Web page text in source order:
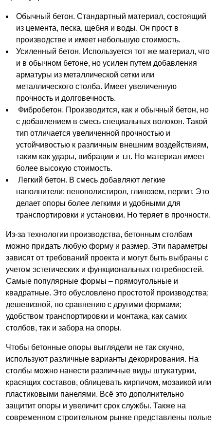
Обычный бетон. Стандартный материал, состоящий
из цемента, песка, щебня и воды. Он прост в
производстве и имеет небольшую стоимость.
Усиленный бетон. Используется тот же материал, что
и в обычном бетоне, но усилен путем добавления
арматуры из металлической сетки или
металлического столба. Имеет увеличенную
прочность и долговечность.
Фибробетон. Производится, как и обычный бетон, но
с добавлением в смесь специальных волокон. Такой
тип отличается увеличенной прочностью и
устойчивостью к различным внешним воздействиям,
таким как удары, вибрации и т.п. Но материал имеет
более высокую стоимость.
Легкий бетон. В смесь добавляют легкие
наполнители: пенополистирол, глинозем, перлит. Это
делает опоры более легкими и удобными для
транспортировки и установки. Но теряет в прочности.
Из-за технологии производства, бетонным столбам
можно придать любую форму и размер. Эти параметры
зависят от требований проекта и могут быть выбраны с
учетом эстетических и функциональных потребностей.
Самые популярные формы – прямоугольные и
квадратные. Это обусловлено простотой производства;
дешевизной, по сравнению с другими формами;
удобством транспортировки и монтажа, как самих
столбов, так и забора на опоры.
Чтобы бетонные опоры выглядели не так скучно,
используют различные варианты декорирования. На
столбы можно нанести различные виды штукатурки,
красящих составов, облицевать кирпичом, мозаикой или
пластиковыми панелями. Всё это дополнительно
защитит опоры и увеличит срок службы. Также на
современном строительном рынке представлены полые